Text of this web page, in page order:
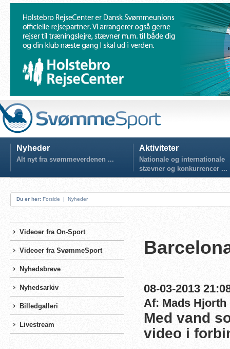
Nyheder
Alt nyt fra svømmeverdenen ...
Aktiviteter
Nationale og internationale
stævner og konkurrencer ...
Du er her: Forside | Nyheder
Videoer fra On-Sport
Videoer fra SvømmeSport
Nyhedsbreve
Nyhedsarkiv
Billedgalleri
Livestream
08-03-2013
Af: Mads Hjorth
Med vand
video i